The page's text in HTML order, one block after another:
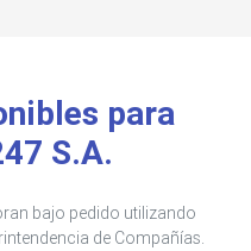
para
S.A.
bajo pedido utilizando
de Compañías.